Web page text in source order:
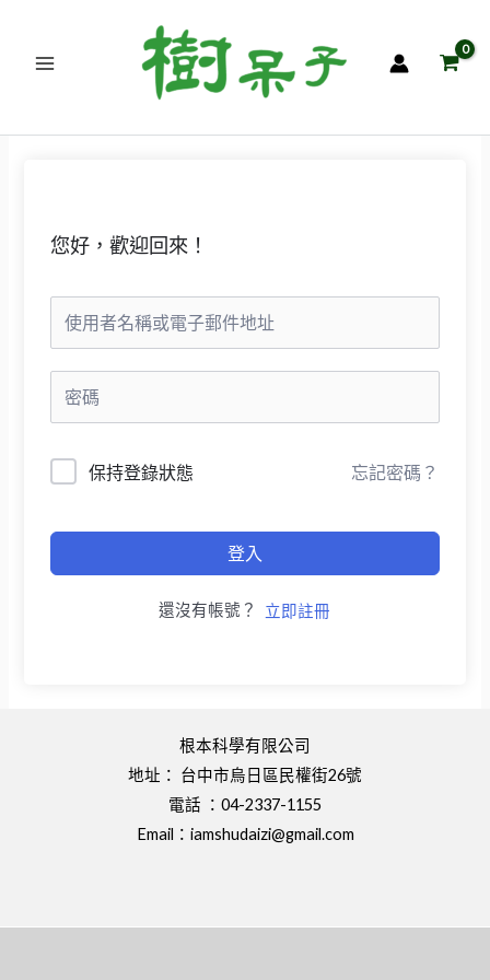
內
您好，歡迎回來！
保持登錄狀態 忘記密碼？
登入
還沒有帳號？ 立即註冊
根本科學有限公司
地址： 台中市烏日區民權街26號
電話 ：04-2337-1155
Email： iamshudaizi@gmail.com